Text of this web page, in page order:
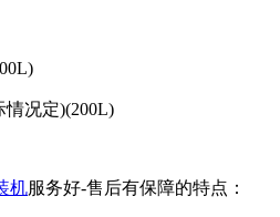
情况定)(200L)
机服务好-售后有保障的特点：